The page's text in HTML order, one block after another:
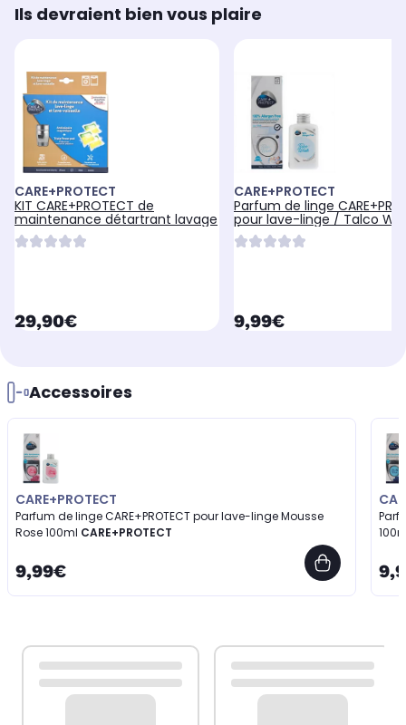
Ils devraient bien vous plaire
CARE+PROTECT
KIT CARE+PROTECT de
maintenance détartrant lavage
currentPrice
29,90€
CARE+PROTECT
Parfum de linge
pour lave-linge / Talco
(Testé derm
currentPrice
9,99€
Accessoires
CARE+PROTECT
Parfum de linge CARE+PROTECT pour lave-linge Mousse
Rose 100ml CARE+PROTECT
9,99€